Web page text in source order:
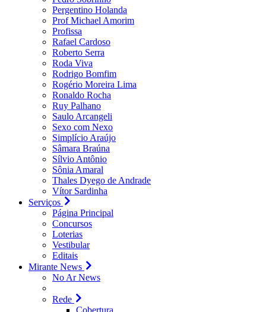
Pergentino Holanda
Prof Michael Amorim
Profissa
Rafael Cardoso
Roberto Serra
Roda Viva
Rodrigo Bomfim
Rogério Moreira Lima
Ronaldo Rocha
Ruy Palhano
Saulo Arcangeli
Sexo com Nexo
Simplício Araújo
Sâmara Braúna
Sílvio Antônio
Sônia Amaral
Thales Dyego de Andrade
Vítor Sardinha
Serviços
Página Principal
Concursos
Loterias
Vestibular
Editais
Mirante News
No Ar News
Rede
Cobertura